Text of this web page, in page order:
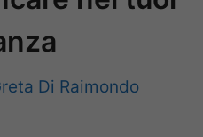
Di Raimondo